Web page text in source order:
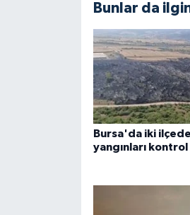
Bunlar da
Bursa'da iki
yangınları kontrol